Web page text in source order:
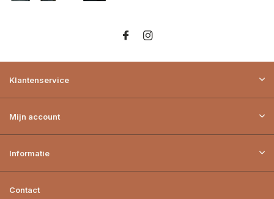
Klantenservice
Mijn account
Informatie
Contact